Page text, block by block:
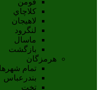
کلاچاي
لاهيجان
لنگرود
ماسال
بازگشت
هرمزگان
تمام شهر‌ها
بندرعباس
تخت